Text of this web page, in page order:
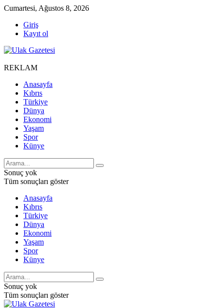
Cumartesi, Ağustos 8, 2026
Giriş
Kayıt ol
REKLAM
Anasayfa
Kıbrıs
Türkiye
Dünya
Ekonomi
Yaşam
Spor
Künye
Sonuç yok
Tüm sonuçları göster
Anasayfa
Kıbrıs
Türkiye
Dünya
Ekonomi
Yaşam
Spor
Künye
Sonuç yok
Tüm sonuçları göster